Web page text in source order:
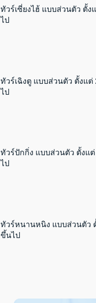
ทัวร์เซี่ยงไฮ้ แบบส่วนตัว ตั้
ไป
ทัวร์เฉิงตู แบบส่วนตัว ตั้งแ
ไป
ทัวร์ปักกิ่ง แบบส่วนตัว ตั้งแ
ไป
ทัวร์หนานหนิง แบบส่วนตัว
ขึ้นไป